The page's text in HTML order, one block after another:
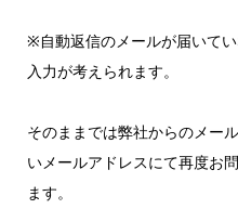
※自動返信のメールが届いて
入力が考えられます。
そのままでは弊社からのメー
いメールアドレスにて再度お
ます。